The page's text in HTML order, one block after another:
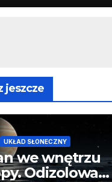
jeszcze
UKŁAD SŁONECZNY
we wnętrzu
Odizolowani